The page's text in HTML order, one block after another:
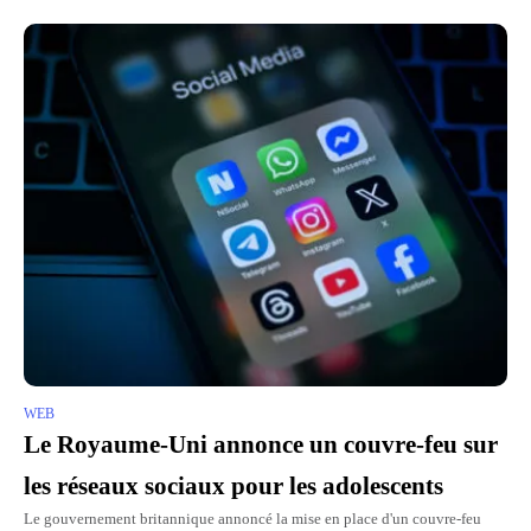
WEB
Le Royaume-Uni annonce un couvre-feu sur
les réseaux sociaux pour les adolescents
Le gouvernement britannique annoncé la mise en place d'un couvre-feu